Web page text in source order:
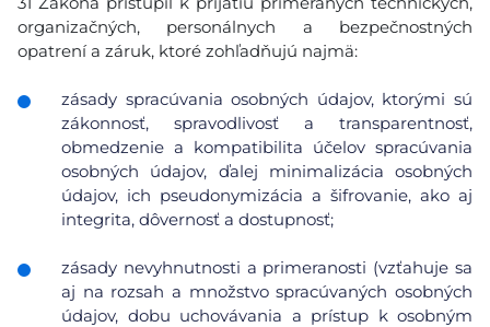
organizačných, personálnych a bezpečnostných
opatrení a záruk, ktoré zohľadňujú najmä:
zásady spracúvania osobných údajov, ktorými sú
zákonnosť, spravodlivosť a transparentnosť,
obmedzenie a kompatibilita účelov spracúvania
osobných údajov, ďalej minimalizácia osobných
údajov, ich pseudonymizácia a šifrovanie, ako aj
integrita, dôvernosť a dostupnosť;
zásady nevyhnutnosti a primeranosti (vzťahuje sa
aj na rozsah a množstvo spracúvaných osobných
údajov, dobu uchovávania a prístup k osobným